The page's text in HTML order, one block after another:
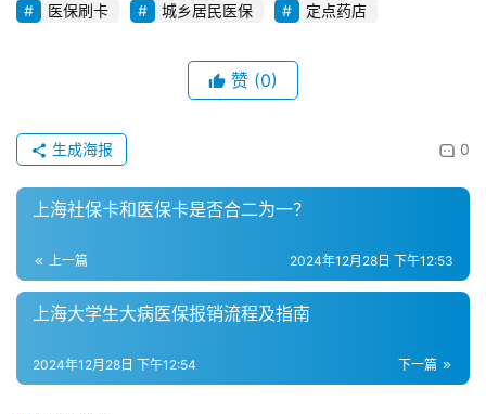
医保刷卡 城乡居民医保 定点药店
赞 (0)
0
生成海报
上海社保卡和医保卡是否合二为一？
上一篇 2024年12月28日 下午12:53
上海大学生大病医保报销流程及指南
下一篇
2024年12月28日 下午12:54